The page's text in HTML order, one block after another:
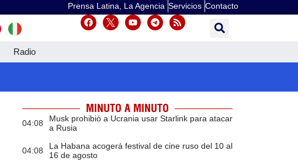
Prensa Latina, La Agencia Servicios Contacto
Radio
MINUTO A MINUTO
04:08
Musk prohibió a Ucrania usar Starlink para atacar
a Rusia
04:08
La Habana acogerá festival de cine ruso del 10 al
16 de agosto